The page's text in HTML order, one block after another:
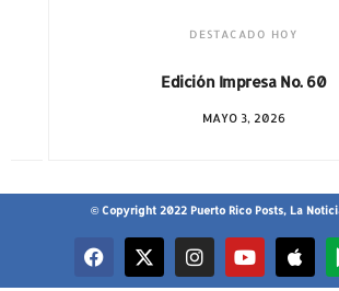
DESTACADO HOY
Edición Impresa No. 59
ABRIL 12, 2026
© Copyright 2022 Puerto Rico Posts, La